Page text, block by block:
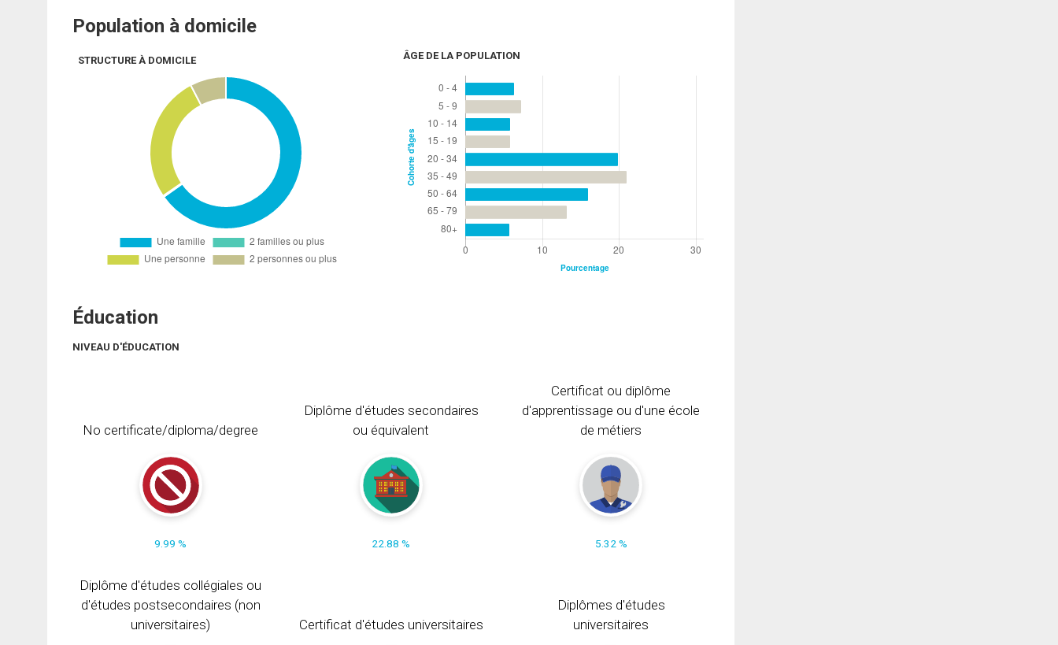
Population à domicile
STRUCTURE À DOMICILE ÂGE DE LA POPULATION
Éducation
NIVEAU D'ÉDUCATION
No certificate/diploma/degree
9.99 %
Diplôme d'études secondaires
ou équivalent
22.88 %
Certificat ou diplôme
d'apprentissage ou d'une école
de métiers
5.32 %
Diplôme d'études collégiales ou
d'études postsecondaires (non
universitaires)
Certificat d'études universitaires
Diplômes d'études
universitaires